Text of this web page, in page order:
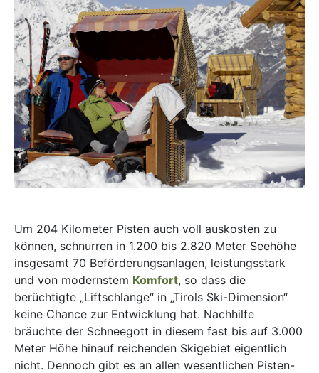
Um 204 Kilometer Pisten auch voll auskosten zu
können, schnurren in 1.200 bis 2.820 Meter Seehöhe
insgesamt 70 Beförderungsanlagen, leistungsstark
und von modernstem Komfort, so dass die
berüchtigte „Liftschlange“ in „Tirols Ski-Dimension“
keine Chance zur Entwicklung hat. Nachhilfe
bräuchte der Schneegott in diesem fast bis auf 3.000
Meter Höhe hinauf reichenden Skigebiet eigentlich
nicht. Dennoch gibt es an allen wesentlichen Pisten-